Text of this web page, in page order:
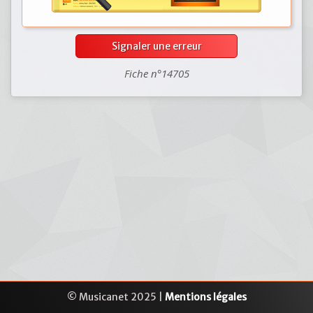
Signaler une erreur
Fiche n°14705
© Musicanet 2025 | Mentions légales